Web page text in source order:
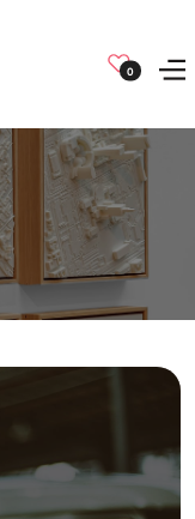
0